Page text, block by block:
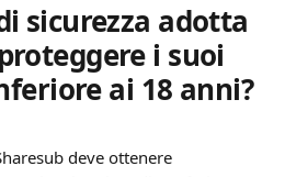
sicurezza adotta
i suoi
ai 18 anni?
deve ottenere